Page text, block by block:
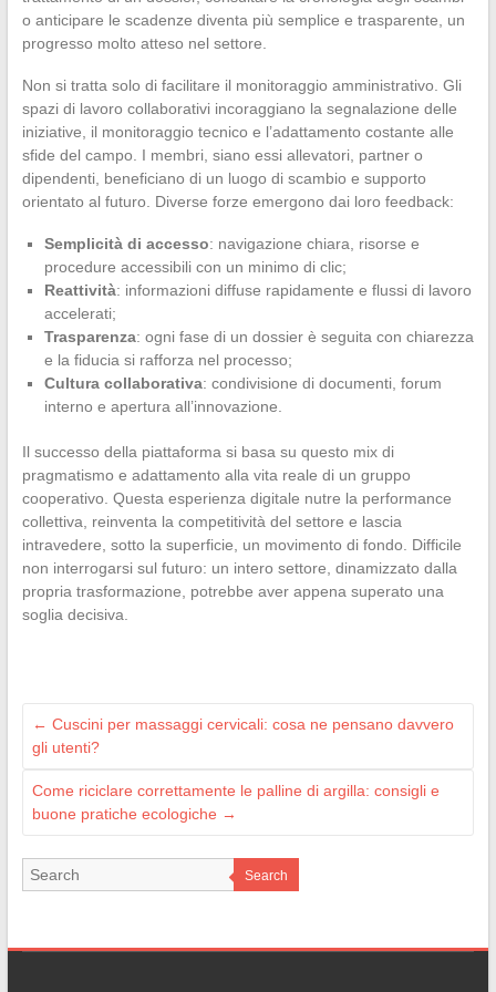
o anticipare le scadenze diventa più semplice e trasparente, un
progresso molto atteso nel settore.
Non si tratta solo di facilitare il monitoraggio amministrativo. Gli
spazi di lavoro collaborativi incoraggiano la segnalazione delle
iniziative, il monitoraggio tecnico e l’adattamento costante alle
sfide del campo. I membri, siano essi allevatori, partner o
dipendenti, beneficiano di un luogo di scambio e supporto
orientato al futuro. Diverse forze emergono dai loro feedback:
Semplicità di accesso: navigazione chiara, risorse e
procedure accessibili con un minimo di clic;
Reattività: informazioni diffuse rapidamente e flussi di lavoro
accelerati;
Trasparenza: ogni fase di un dossier è seguita con chiarezza
e la fiducia si rafforza nel processo;
Cultura collaborativa: condivisione di documenti, forum
interno e apertura all’innovazione.
Il successo della piattaforma si basa su questo mix di
pragmatismo e adattamento alla vita reale di un gruppo
cooperativo. Questa esperienza digitale nutre la performance
collettiva, reinventa la competitività del settore e lascia
intravedere, sotto la superficie, un movimento di fondo. Difficile
non interrogarsi sul futuro: un intero settore, dinamizzato dalla
propria trasformazione, potrebbe aver appena superato una
soglia decisiva.
← Cuscini per massaggi cervicali: cosa ne pensano davvero
gli utenti?
Come riciclare correttamente le palline di argilla: consigli e
buone pratiche ecologiche →
Search